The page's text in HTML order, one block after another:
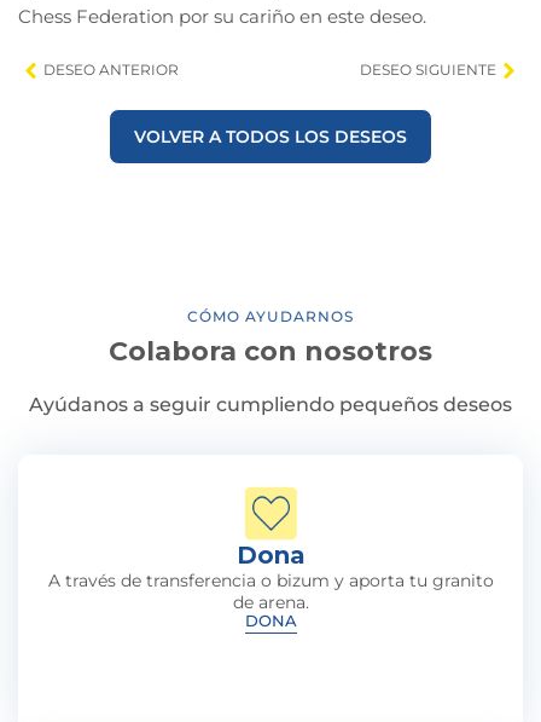
Chess Federation por su cariño en este deseo.
DESEO ANTERIOR DESEO SIGUIENTE
VOLVER A TODOS LOS DESEOS
CÓMO AYUDARNOS
Colabora con nosotros
Ayúdanos a seguir cumpliendo pequeños deseos
Dona
A través de transferencia o bizum y aporta tu granito
de arena.
DONA